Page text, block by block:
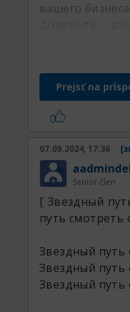
вашего
Наши товары:
Prejsť na
07.09.2024, 17:36
Senior člen
[ Звездный
путь смотреть
Звездный путь
Звездный путь
Звездный путь